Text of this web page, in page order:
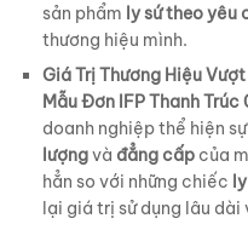
sản phẩm ly sứ theo yêu
thương hiệu mình.
Giá Trị Thương Hiệu
Mẫu Đơn IFP Thanh
doanh nghiệp thể hiện sự
lượngvà đẳng cấp của
hẳn so với những chiếc
lại giá trị sử dụng lâu dài